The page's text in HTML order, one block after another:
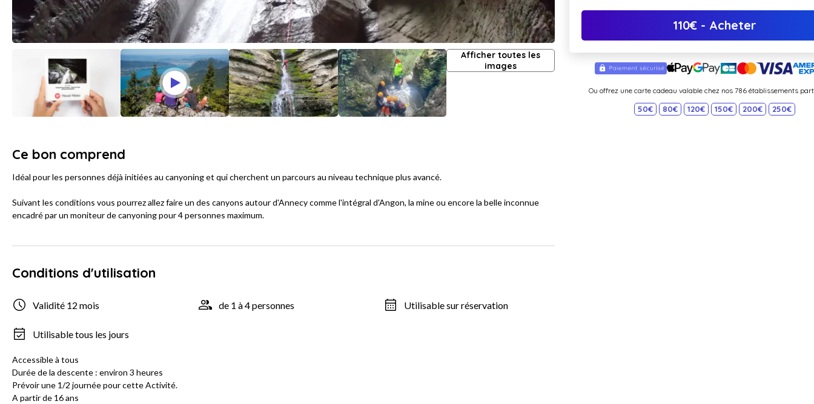
Afficher toutes les
images
110€ - Acheter
Ou offrez une carte cadeau valable chez nos 786 établissements
50€ 80€ 120€ 150€ 200€ 250€
Ce bon comprend
Idéal pour les personnes déjà initiées au canyoning et qui cherchent un parcours au niveau technique plus avancé.
Suivant les conditions vous pourrez allez faire un des canyons autour d'Annecy comme l'intégral d'Angon, la mine ou encore la belle inconnue
encadré par un moniteur de canyoning pour 4 personnes maximum.
Conditions d'utilisation
Validité 12 mois de 1 à 4 personnes Utilisable sur réservation
Utilisable tous les jours
Accessible à tous
Durée de la descente : environ 3 heures
Prévoir une 1/2 journée pour cette Activité.
A partir de 16 ans